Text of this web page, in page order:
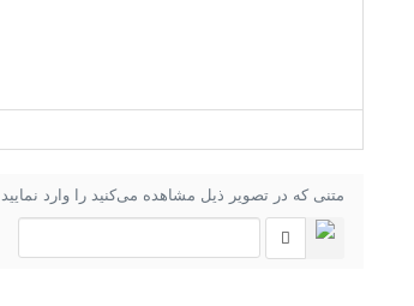
متنی که در تصویر ذیل مشاهده می‌کنید را وارد نمایید